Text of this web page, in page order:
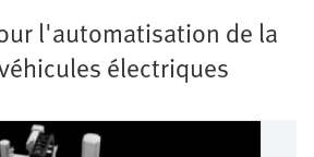
l'automatisation de la
électriques